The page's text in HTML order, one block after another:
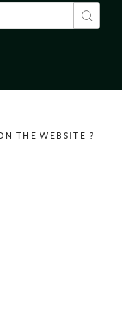
THE WEBSITE ?